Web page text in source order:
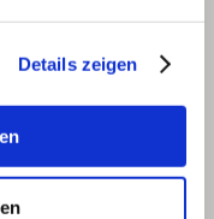
Details zeigen